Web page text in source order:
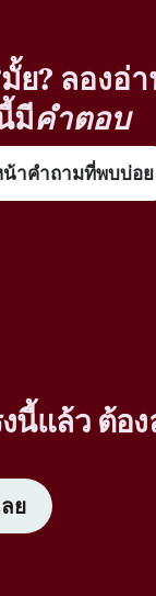
ย? ลองอ่า
มีคำตอบ
าคำถามที่พบบ่อย
นี้แล้ว ต้อ
ย